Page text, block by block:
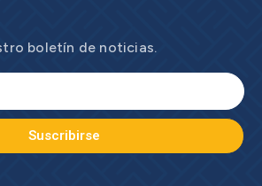
boletín de noticias.
Suscribirse